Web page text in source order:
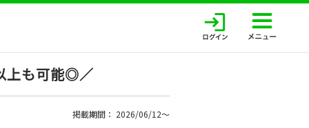
上も可能◎／
掲載期間： 2026/06/12〜